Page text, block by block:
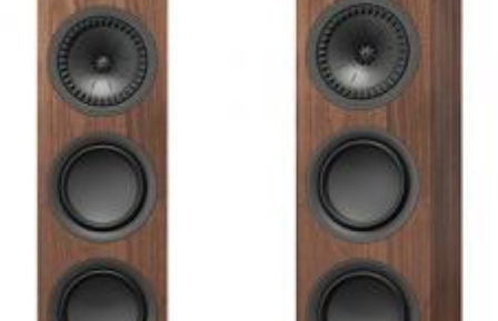
Акустическая система Q750 является промежуточной
моделью из напольных колонок серии Q, c
использованием уникальной технологии компании
KEF - динамика Uni-Q, который работает в паре с
новым длинноходным басовым динамиком
диаметром 165 мм (6,5 дюймов) и пассивными
динамиками (ABR) аналогичного размера. Благодаря
новейшему усовершенствованию акустического
оформления и дизайна, напольная акустика Q750
воспроизводит звук с высоким разрешением,
необычайной глубиной и исключительной
четкостью. Грили магнитные, в комплект не входят.